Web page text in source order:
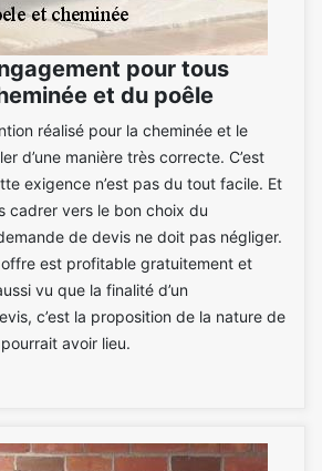
pour tous
et du poêle
réalisé pour la cheminée et le
d’une manière très correcte. C’est
exigence n’est pas du tout facile. Et
cadrer vers le bon choix du
de devis ne doit pas négliger.
est profitable gratuitement et
vu que la finalité d’un
c’est la proposition de la nature de
avoir lieu.